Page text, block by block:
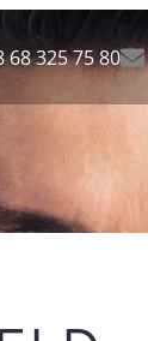
68 325 75 80